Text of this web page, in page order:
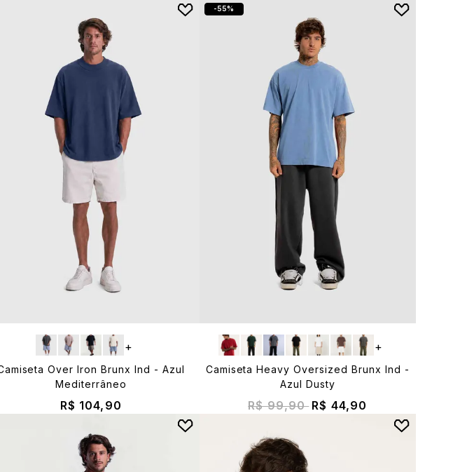
Over Iron Brunx Ind - Azul
Mediterrâneo
R$ 104,90
+
55%
Camiseta Heavy Oversized Brunx Ind -
Azul Dusty
R$ 99,90 R$ 44,90
+